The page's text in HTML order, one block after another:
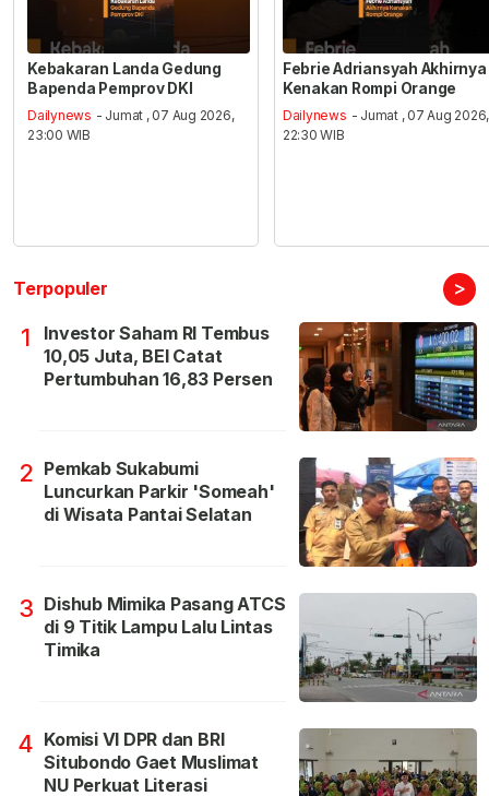
Kebakaran Landa Gedung
Bapenda Pemprov DKI
Dailynews - Jumat , 07 Aug 2026,
23:00 WIB
Febrie Adriansyah Akhirnya
Kenakan Rompi Orange
Dailynews - Jumat , 07 Aug 2026,
22:30 WIB
Terpopuler >
1
Investor Saham RI Tembus
10,05 Juta, BEI Catat
Pertumbuhan 16,83 Persen
2 Pemkab Sukabumi
Luncurkan Parkir 'Someah'
di Wisata Pantai Selatan
3 Dishub Mimika Pasang ATCS
di 9 Titik Lampu Lalu Lintas
Timika
4 Komisi VI DPR dan BRI
Situbondo Gaet Muslimat
NU Perkuat Literasi